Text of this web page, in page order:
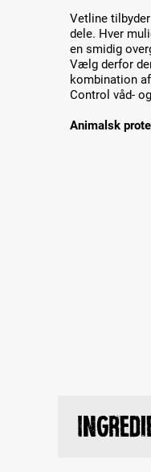
Vetline
dele. Hver
en smidig
Vælg derfor
kombination
Control våd-
Animalsk